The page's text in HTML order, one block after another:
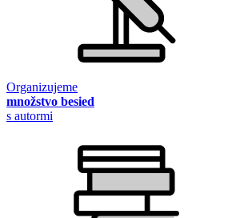
Organizujeme
množstvo besied
s autormi